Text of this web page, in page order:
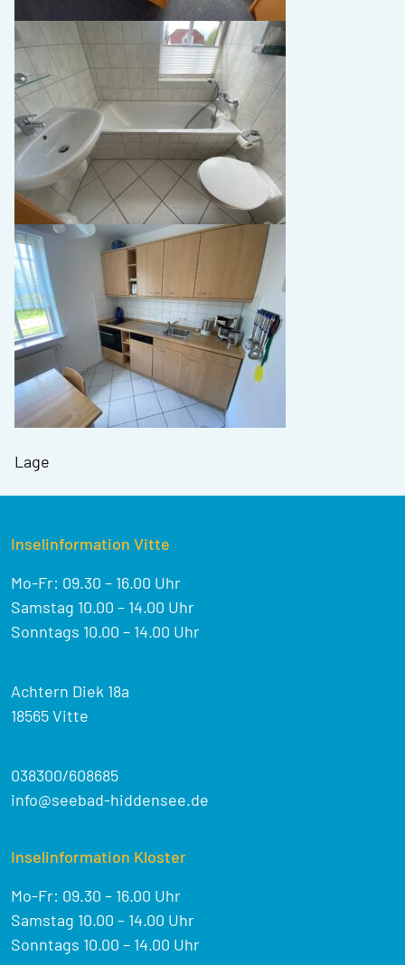
Lage
Inselinformation Vitte
Mo-Fr: 09.30 – 16.00 Uhr
Samstag 10.00 – 14.00 Uhr
Sonntags 10.00 – 14.00 Uhr
Achtern Diek 18a
18565 Vitte
038300/608685
info@seebad-hiddensee.de
Inselinformation Kloster
Mo-Fr: 09.30 – 16.00 Uhr
Samstag 10.00 – 14.00 Uhr
Sonntags 10.00 – 14.00 Uhr